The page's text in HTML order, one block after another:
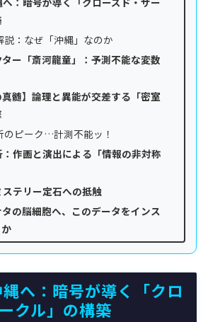
説：なぜ「沖縄」なのか
ー「斎河龍童」：予測不能な変数
髄】論理と異能が交差する「密室
のピーク…計測不能ッ！
作画と演出による「情報の非対称
テリー定石への抵触
の脳細胞へ、このデータをインス
へ：暗号が導く「クロ
クル」の構築